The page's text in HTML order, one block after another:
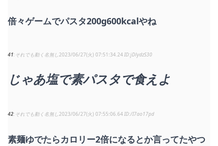
倍々ゲームでパスタ200g600kcalやね
41 それでも動く名無し2023/06/27(火) 07:51:34.24 jDlydzS30
じゃあ塩で素パスタで食えよ
42 それでも動く名無し2023/06/27(火) 07:55:06.64 /I7ao17pd
素麺ゆでたらカロリー2倍になるとか言ってたやつ